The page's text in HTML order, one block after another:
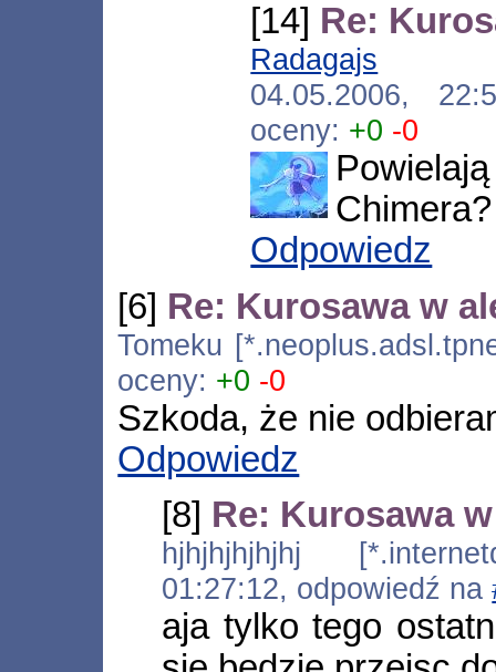
[14] Re:
Radagajs
04.05.2006,
oceny: +0 -0
Chimera?
Odpowiedz
[6] Re: Kurosawa w
Tomeku
oceny: +0 -0
Szkoda, że nie
Odpowiedz
[8] Re: Kurosawa
hjhjhjhjhjhj
01:27:12, odpowiedź na
aja tylko tego